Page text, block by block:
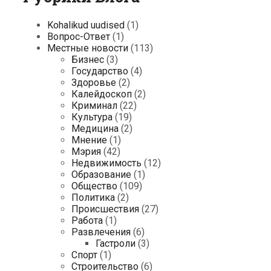
Kohalikud uudised (1)
Вопрос-Ответ (1)
Местные новости (113)
Бизнес (3)
Государство (4)
Здоровье (2)
Калейдоскоп (2)
Криминал (22)
Культура (19)
Медицина (2)
Мнение (1)
Мэрия (42)
Недвижимость (12)
Образование (1)
Общество (109)
Политика (2)
Происшествия (27)
Работа (1)
Развлечения (6)
Гастроли (3)
Спорт (1)
Строительство (6)